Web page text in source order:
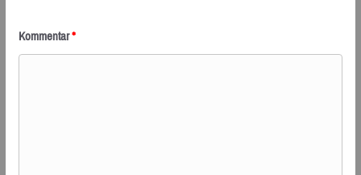
Kommentar*